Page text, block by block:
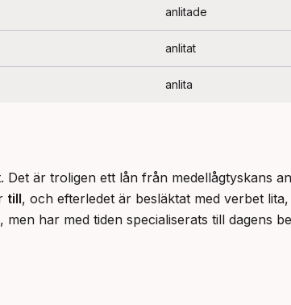
anlitade
anlitat
anlita
är troligen ett lån från medellågtyskans
till, och efterledet är besläktat med verbet
har med tiden specialiserats till dagens